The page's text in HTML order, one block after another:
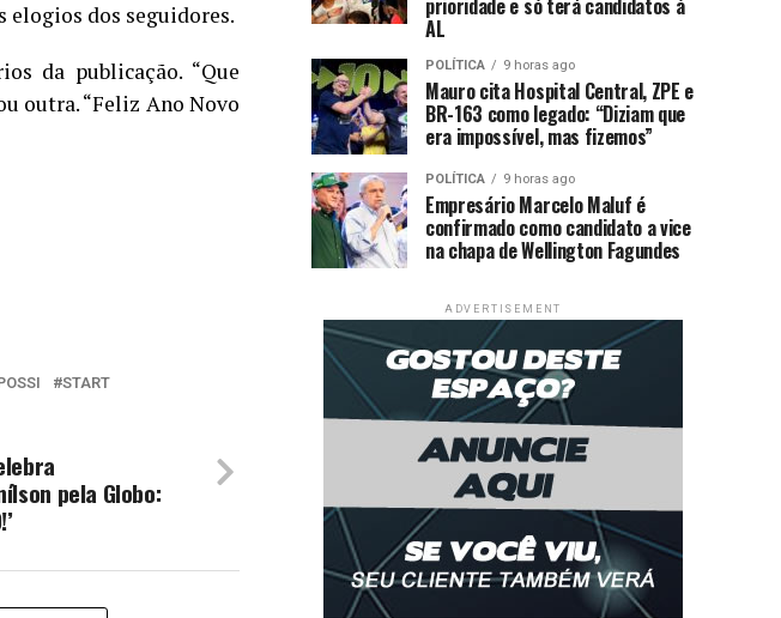
elogios dos seguidores.
da publicação. “Que
outra. “Feliz Ano Novo
START
pela Globo:
prioridade e só terá candidatos à
AL
POLÍTICA 9 horas ago
Mauro cita Hospital Central, ZPE e
BR-163 como legado: “Diziam que
era impossível, mas fizemos”
POLÍTICA 9 horas ago
Empresário Marcelo Maluf é
confirmado como candidato a vice
na chapa de Wellington Fagundes
ADVERTISEMENT